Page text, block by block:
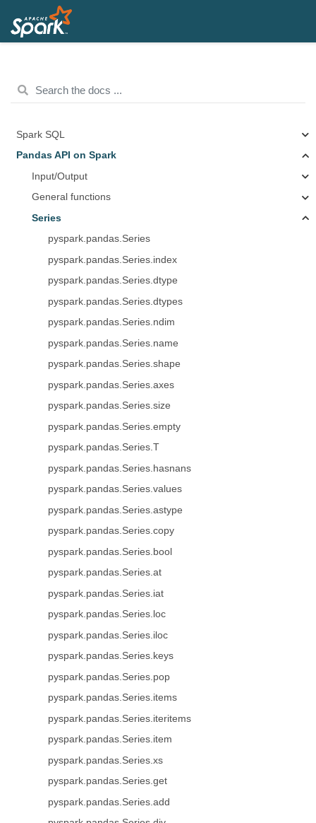
Spark SQL
Pandas API on Spark
Input/Output
General functions
Series
pyspark.pandas.Series
pyspark.pandas.Series.index
pyspark.pandas.Series.dtype
pyspark.pandas.Series.dtypes
pyspark.pandas.Series.ndim
pyspark.pandas.Series.name
pyspark.pandas.Series.shape
pyspark.pandas.Series.axes
pyspark.pandas.Series.size
pyspark.pandas.Series.empty
pyspark.pandas.Series.T
pyspark.pandas.Series.hasnans
pyspark.pandas.Series.values
pyspark.pandas.Series.astype
pyspark.pandas.Series.copy
pyspark.pandas.Series.bool
pyspark.pandas.Series.at
pyspark.pandas.Series.iat
pyspark.pandas.Series.loc
pyspark.pandas.Series.iloc
pyspark.pandas.Series.keys
pyspark.pandas.Series.pop
pyspark.pandas.Series.items
pyspark.pandas.Series.iteritems
pyspark.pandas.Series.item
pyspark.pandas.Series.xs
pyspark.pandas.Series.get
pyspark.pandas.Series.add